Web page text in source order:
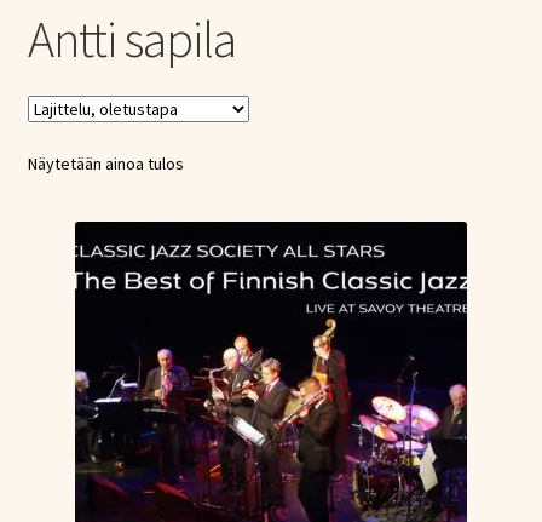
Konserttiliput
Antti sapila
Näytetään ainoa tulos